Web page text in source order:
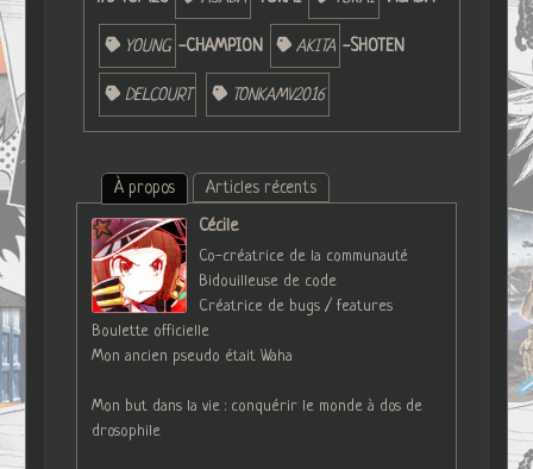
YOUNG -CHAMPION AKITA -SHOTEN
DELCOURT TONKAMV2016
À propos
Articles récents
Cécile
Co-créatrice de la communauté
Bidouilleuse de code
Créatrice de bugs / features
Boulette officielle
Mon ancien pseudo était Waha
Mon but dans la vie : conquérir le monde à dos de
drosophile